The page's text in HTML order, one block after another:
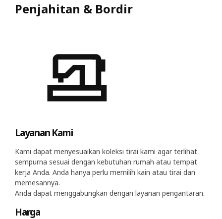
Penjahitan & Bordir
Layanan Kami
Kami dapat menyesuaikan koleksi tirai kami agar terlihat
sempurna sesuai dengan kebutuhan rumah atau tempat
kerja Anda. Anda hanya perlu memilih kain atau tirai dan
memesannya.
Anda dapat menggabungkan dengan layanan pengantaran.
Harga